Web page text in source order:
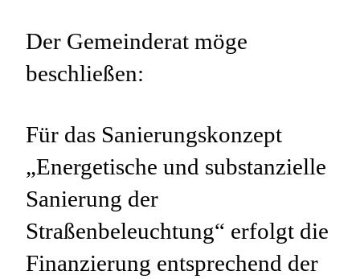
Der Gemeinderat möge
beschließen:
Für das Sanierungskonzept
„Energetische und substanzielle
Sanierung der
Straßenbeleuchtung“ erfolgt die
Finanzierung entsprechend der